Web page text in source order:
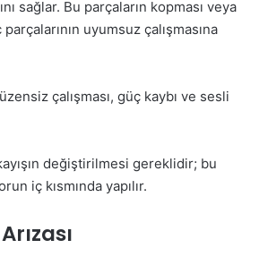
sağlar. Bu parçaların kopması veya
uyumsuz çalışmasına
çalışması, güç kaybı ve sesli
değiştirilmesi gereklidir; bu
iç kısmında yapılır.